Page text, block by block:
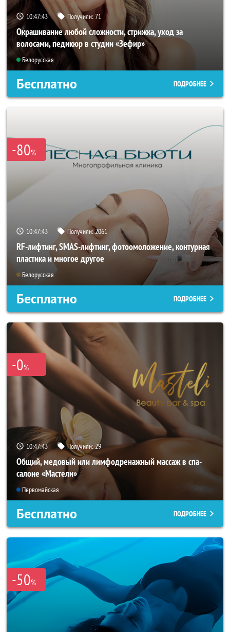
10:47:40 Получили:71
Окрашивание любой сложности, стрижка, уход за
волосами, педикюр в студии «Зефир»
Белорусская
Бесплатно ПОДРОБНЕЕ
-80%
10:47:40 Получили:2061
RF-лифтинг, SMAS-лифтинг, фотоомоложение, контурная
пластика и многое другое
Белорусская
Бесплатно ПОДРОБНЕЕ
-0%
10:47:40 Получили:29
Общий, медовый или лимфодренажный массаж в спа-
салоне «Мастели»
Первомайская
Бесплатно ПОДРОБНЕЕ
-50%